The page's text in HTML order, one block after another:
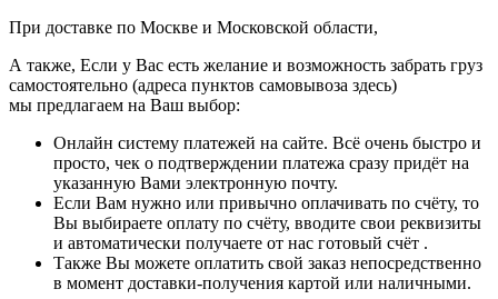
При доставке по Москве и Московской области,
А также, Если у Вас есть желание и возможность забрать груз
самостоятельно (адреса пунктов самовывоза здесь)
мы предлагаем на Ваш выбор:
Онлайн систему платежей на сайте. Всё очень быстро и
просто, чек о подтверждении платежа сразу придёт на
указанную Вами электронную почту.
Если Вам нужно или привычно оплачивать по счёту, то
Вы выбираете оплату по счёту, вводите свои реквизиты
и автоматически получаете от нас готовый счёт .
Также Вы можете оплатить свой заказ непосредственно
в момент доставки-получения картой или наличными.